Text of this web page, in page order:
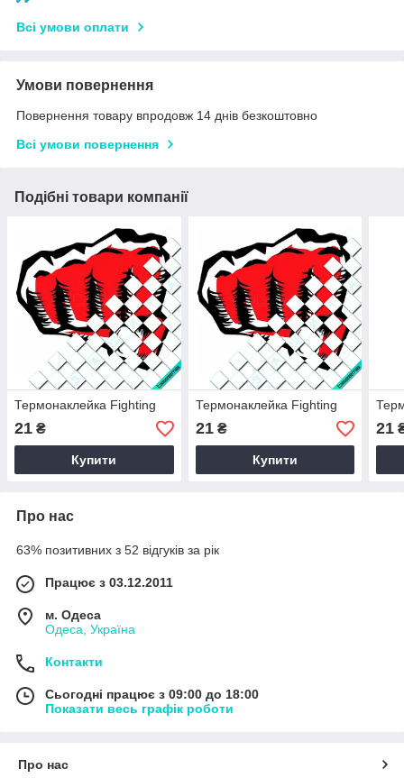
Всі умови оплати
Умови повернення
Повернення товару впродовж 14 днів безкоштовно
Всі умови повернення
Подібні товари компанії
Термонаклейка Fighting
21 ₴
Купити
Термонаклейка Fighting
21₴
Купити
21
Про нас
63% позитивних з 52 відгуків за рік
Працює з 03.12.2011
м. Одеса
Одеса, Україна
Контакти
Сьогодні працює з 09:00 до 18:00
Показати весь графік роботи
Про нас